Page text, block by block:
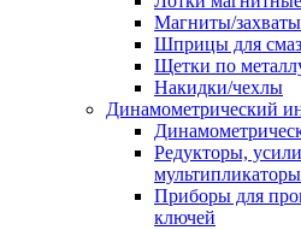
Магниты/
Шприцы для
Щетки по
Накидки/чехлы
Динамометрический
Редукторы,
мультипликаторы
Приборы для
ключей